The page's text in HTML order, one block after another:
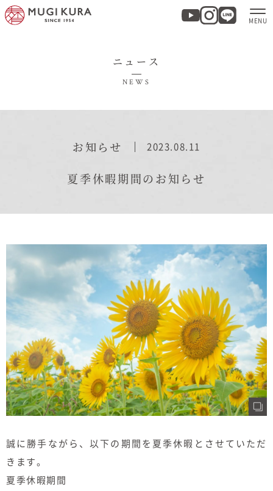
実例集・お客様の声
家づくりについて
むぎくらについて
ニュース ブログ
イベント
オーナー様Q&A
資料請求
ニュース
NEWS
お知らせ 2023.08.11
夏季休暇期間のお知らせ
誠に勝手ながら、以下の期間を夏季休暇とさせていただ
きます。
夏季休暇期間